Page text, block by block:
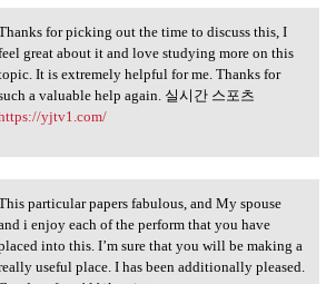
for picking out the
for picking out the time to discuss this, I
great about it and love studying more on this
It is extremely helpful for me. Thanks for
a valuable help again. 실시간 스포츠
yjtv1.com/
particular papers
particular papers fabulous, and My spouse
i enjoy each of the perform that you have
into this. I’m sure that you will be making a
useful place. I has been additionally pleased.